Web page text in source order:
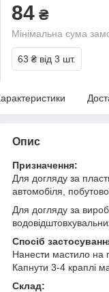
84 ₴
Мінімальна сума
63 ₴ від 3 шт.
Опис
Призначення:
Для догляду за
автомобіля,
Для догляду за
Спосіб
Нанести мастило на
Капнути 3-4 краплі
Склад: